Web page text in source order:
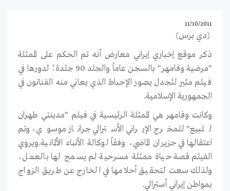
11/10/2011
(دي برس)
ذكر موقع إخباري إيراني معارض أنه تم الحكم على الممثلة
"مرضية وفامهر" بالسجن عاماً والجلد 90 جلدة؛ لدورها في
فيلم مثير للجدل يصور الإحباط الذي يعاني منه الفنانون في
الجمهورية الإسلامية.
وكانت وفامهر هي الممثلة الرئيسية في فيلم "مدينتي طهران
للبيع" للمخرج الإيراني الأسترالي جراناز موسوي، وتم
اعتقالها في حزيران الماضي، وفقاً لوكالة الأنباء الألمانية.ويروي
الفيلم قصة حياة ممثلة مسرحية لم يسمح لها بالعمل،
ولذلك سعت لتحقيق أحلامها في الخارج عن طريق الزواج
بمواطن إيراني أسترالي.